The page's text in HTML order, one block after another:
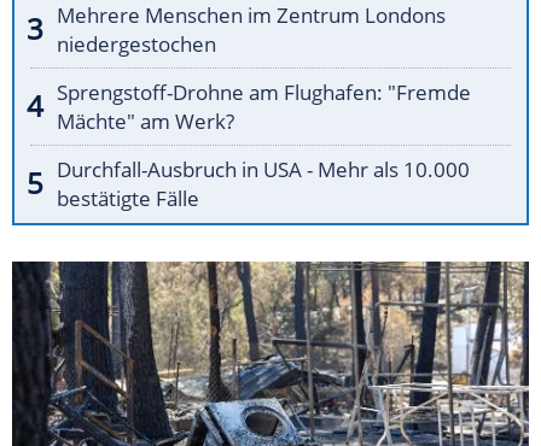
Mehrere Menschen im Zentrum Londons
niedergestochen
Sprengstoff-Drohne am Flughafen: "Fremde
Mächte" am Werk?
Durchfall-Ausbruch in USA - Mehr als 10.000
bestätigte Fälle